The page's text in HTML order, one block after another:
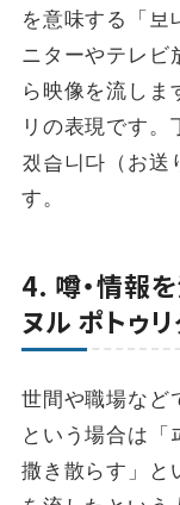
を意味する「보
ニターやテレビ
ら映像を流し
リの表現です
겠습니다（お送
す。
4. 噂・情報
ヌル ポトゥリ
世間や職場など
という場合は
撒き散らす」と